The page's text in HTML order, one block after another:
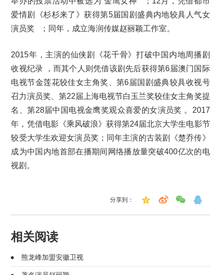
爱情剧《杉杉来了》获得第5届国剧盛典内地较具人气女
演员奖 ；同年，成立海润传媒赵丽颖工作室。
2015年，主演的仙侠剧《花千骨》打破中国内地周播剧
收视纪录 ，而其个人则凭借该剧先后获得第6届澳门国际
电视节金莲花较佳女主角奖、第6届国剧盛典较具收视号
召力演员奖、第22届上海电视节白玉兰奖较佳女主角奖提
名、第28届中国电视金鹰奖观众喜爱的女演员奖 。2017
年，凭借电影《乘风破浪》获得第24届北京大学生电影节
较受大学生欢迎女演员奖；同年主演的古装剧《楚乔传》
成为中国内地首部在播期间网络播放量突破400亿次的电
视剧。
分享到：
相关阅读
熊龙峰加盟安徽卫视